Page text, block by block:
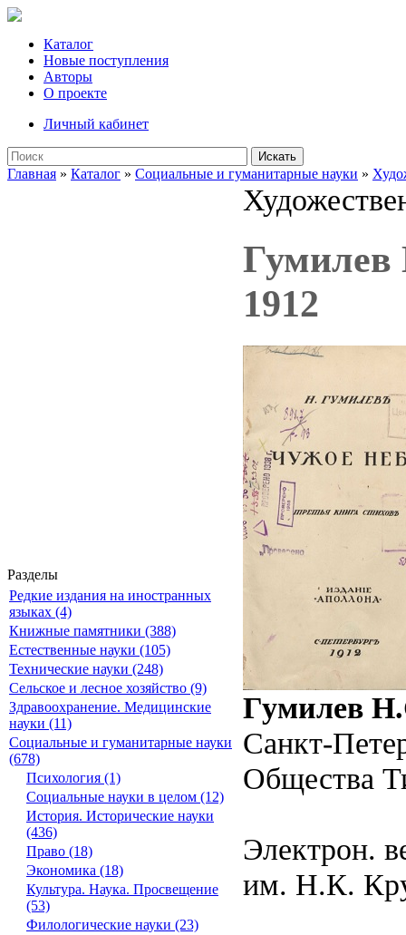
Каталог
Новые поступления
Авторы
О проекте
Личный кабинет
Искать
Главная » Каталог » Социальные и гуманитарные науки »
Разделы
Редкие издания на иностранных
языках (4)
Книжные памятники (388)
Естественные науки (105)
Технические науки (248)
Сельское и лесное хозяйство (9)
Здравоохранение. Медицинские
науки (11)
Социальные и гуманитарные науки
(678)
Психология (1)
Социальные науки в целом (12)
История. Исторические науки
(436)
Право (18)
Экономика (18)
Культура. Наука. Просвещение
(53)
Филологические науки (23)
Гумилев
1912
Гумилев
Санкт-
Общества
Электрон.
им. Н.К.